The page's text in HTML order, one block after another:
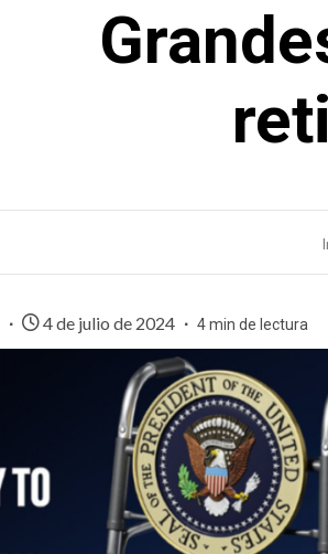
4 de julio de 2024 4 min de lectura